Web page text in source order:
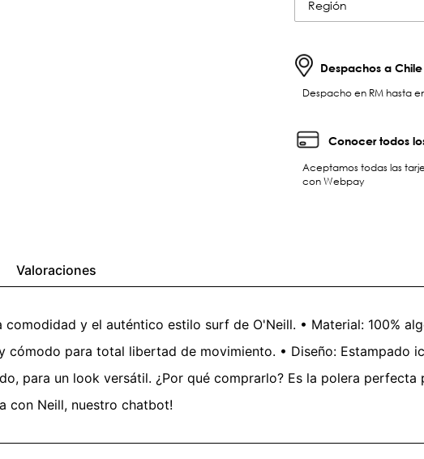
Región
Despachos a Chile
Despacho en RM hasta
Conocer todos
Aceptamos todas las
con Webpay
Valoraciones
comodidad y el auténtico estilo surf de O'Neill. • Material: 100%
cómodo para total libertad de movimiento. • Diseño: Estampado
para un look versátil. ¿Por qué comprarlo? Es la polera
con Neill, nuestro chatbot!